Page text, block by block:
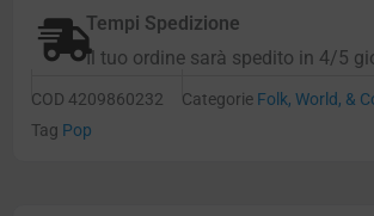
Tempi Spedizione
Il tuo ordine sarà spedito in 4/5
COD 4209860232 Categorie Folk, World, &
Tag Pop